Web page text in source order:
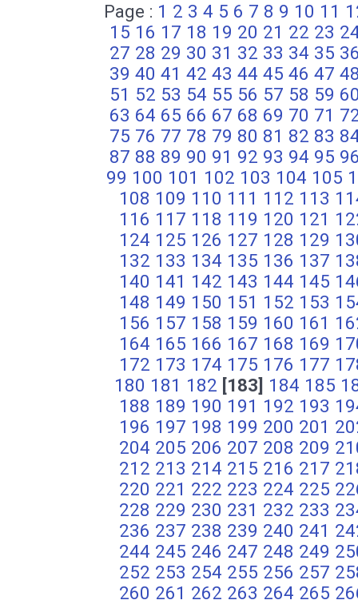
Page : 1 2 3 4 5 6 7 8 9 10 11
15 16 17 18 19 20 21 22 23
27 28 29 30 31 32 33 34 35
39 40 41 42 43 44 45 46 47
51 52 53 54 55 56 57 58 59
63 64 65 66 67 68 69 70 71
75 76 77 78 79 80 81 82 83
87 88 89 90 91 92 93 94 95
99 100 101 102 103 104 105
108 109 110 111 112 113
116 117 118 119 120 121
124 125 126 127 128 129
132 133 134 135 136 137
140 141 142 143 144 145
148 149 150 151 152 153
156 157 158 159 160 161
164 165 166 167 168 169
172 173 174 175 176 177
180 181 182 [183] 184 185
188 189 190 191 192 193
196 197 198 199 200 201
204 205 206 207 208 209
212 213 214 215 216 217
220 221 222 223 224 225
228 229 230 231 232 233
236 237 238 239 240 241
244 245 246 247 248 249
252 253 254 255 256 257
260 261 262 263 264 265